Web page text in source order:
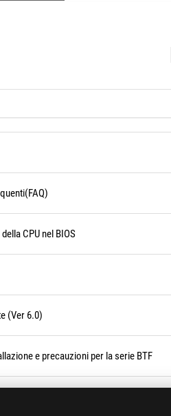
CPU nel BIOS
(Ver 6.0)
e precauzioni per la serie BTF
di serie tramite Armoury Crate